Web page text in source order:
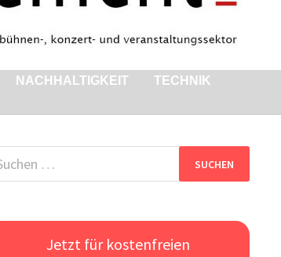
NACHHALTIGKEIT TECHNIK
Jetzt für kostenfreien